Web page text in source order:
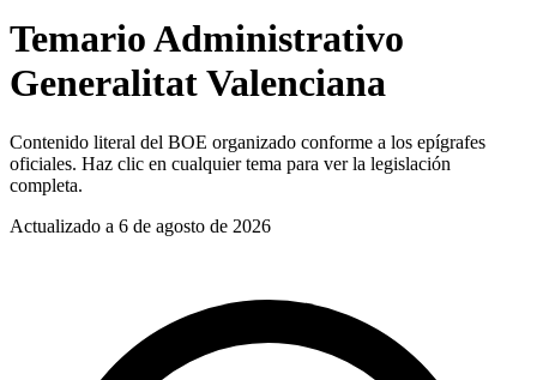
TemarioAdministrativo
Generalitat Valenciana
Contenido literal del BOE organizado conforme a los epígrafes
oficiales. Haz clic en cualquier tema para ver la legislación
completa.
Actualizado a 6 de agosto de 2026